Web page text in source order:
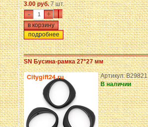
3.00 руб.7 шт.
- +
подробнее
SN Бусина-рамка 27*27 мм
Артикул: B29821
В наличии